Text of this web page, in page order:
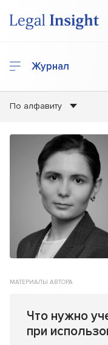
Журнал
По алфавиту
МАТЕРИАЛЫ АВТОРА
Что нужно
при